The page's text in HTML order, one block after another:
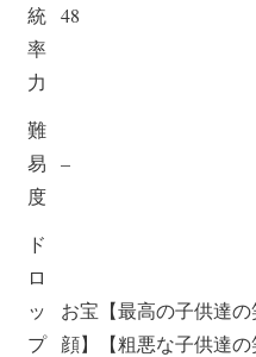
統
率
力
48
難
易
度
–
ド
ロ
ッ
プ
お宝【最高の子供達
顔】【粗悪な子供達